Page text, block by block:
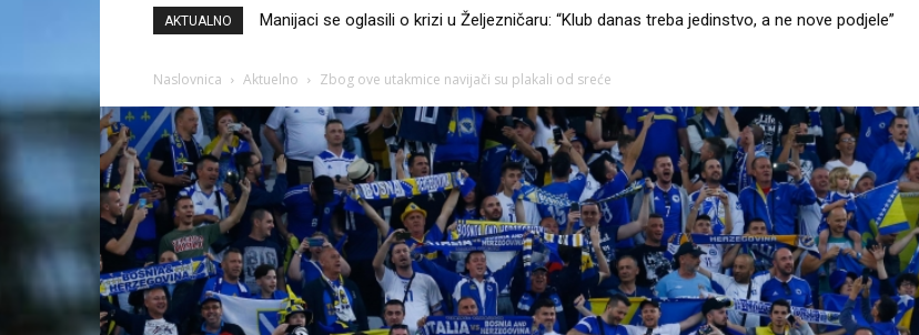
AKTUALNO Messi je ovim potezom pokazao kakav je zapravo čovjek
Naslovnica Aktuelno Zbog ove utakmice navijači su plakali od sreće